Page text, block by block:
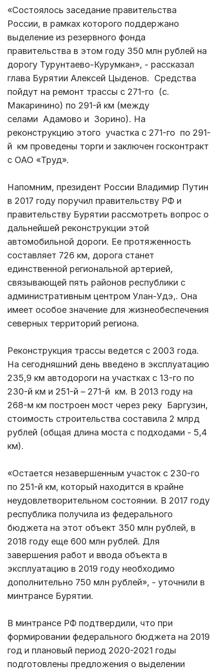
«Состоялось заседание правительства
России, в рамках которого поддержано
выделение из резервного фонда
правительства в этом году 350 млн рублей на
дорогу Турунтаево-Курумкан», - рассказал
глава Бурятии Алексей Цыденов. Средства
пойдут на ремонт трассы с 271-го (с.
Макаринино) по 291-й км (между
селами Адамово и Зорино). На
реконструкцию этого участка с 271-го по 291-
й км проведены торги и заключен госконтракт
с ОАО «Труд».
Напомним, президент России Владимир Путин
в 2017 году поручил правительству РФ и
правительству Бурятии рассмотреть вопрос о
дальнейшей реконструкции этой
автомобильной дороги. Ее протяженность
составляет 726 км, дорога станет
единственной региональной артерией,
связывающей пять районов республики с
административным центром Улан-Удэ,. Она
имеет особое значение для жизнеобеспечения
северных территорий региона.
Реконструкция трассы ведется с 2003 года.
На сегодняшний день введено в эксплуатацию
235,9 км автодороги на участках с 13-го по
230-й км и 251-й – 271-й км. В 2013 году на
268-м км построен мост через реку Баргузин,
стоимость строительства составила 2 млрд
рублей (общая длина моста с подходами - 5,4
км).
«Остается незавершенным участок с 230-го
по 251-й км, который находится в крайне
неудовлетворительном состоянии. В 2017 году
республика получила из федерального
бюджета на этот объект 350 млн рублей, в
2018 году еще 600 млн рублей. Для
завершения работ и ввода объекта в
эксплуатацию в 2019 году необходимо
дополнительно 750 млн рублей», - уточнили в
минтрансе Бурятии.
В минтрансе РФ подтвердили, что при
формировании федерального бюджета на 2019
год и плановый период 2020-2021 годы
подготовлены предложения о выделении